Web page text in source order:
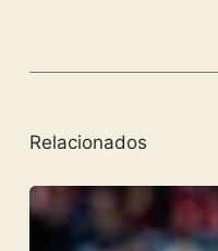
Relacionados